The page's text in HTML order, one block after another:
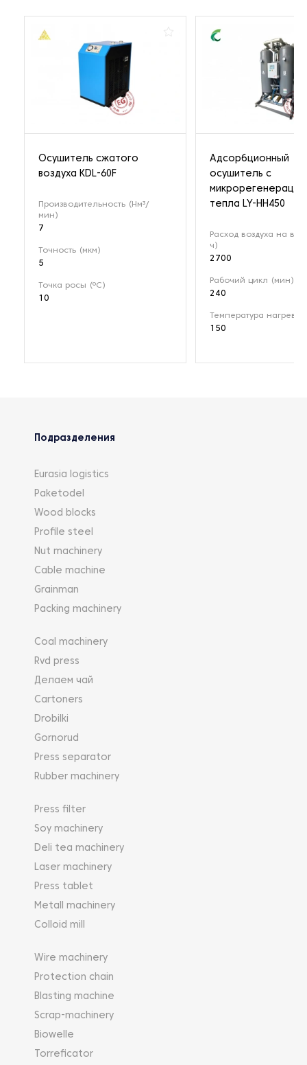
Осушитель сжатого
воздуха KDL-60F
Производительность (Нм³/
мин)
7
Точность (мкм)
5
Точка росы (ºС)
10
Адсорбционный
осушитель с
тепла LY-HH450
Расход воздуха на
ч)
2700
Рабочий цикл (мин)
240
Температура нагрева
150
Подразделения
Eurasia logistics
Paketodel
Wood blocks
Profile steel
Nut machinery
Cable machine
Grainman
Packing machinery
Coal machinery
Rvd press
Делаем чай
Cartoners
Drobilki
Gornorud
Press separator
Rubber machinery
Press filter
Soy machinery
Deli tea machinery
Laser machinery
Press tablet
Metall machinery
Colloid mill
Wire machinery
Protection chain
Blasting machine
Scrap-machinery
Biowelle
Torreficator